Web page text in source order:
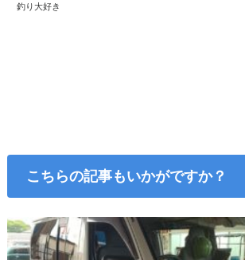
釣り大好き
こちらの記事もいかがですか？